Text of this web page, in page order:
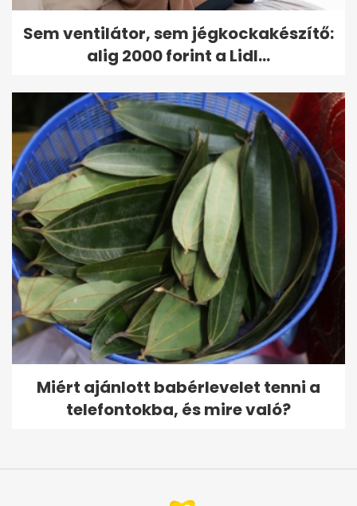
Sem ventilátor, sem jégkockakészítő:
alig 2000 forint a Lidl...
Miért ajánlott babérlevelet tenni a
telefontokba, és mire való?